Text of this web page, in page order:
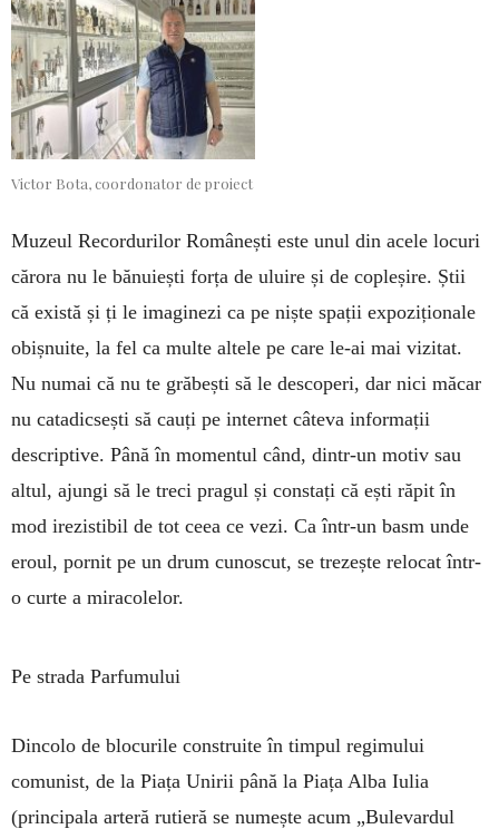
Victor Bota, coordonator de proiect
Muzeul Recordurilor Românești este unul din acele locuri
cărora nu le bănuiești forța de uluire și de copleșire. Știi
că există și ți le imaginezi ca pe niște spații expoziționale
obișnuite, la fel ca multe altele pe care le-ai mai vizitat.
Nu numai că nu te grăbești să le descoperi, dar nici măcar
nu catadicsești să cauți pe internet câteva informații
descriptive. Până în momentul când, dintr-un motiv sau
altul, ajungi să le treci pragul și constați că ești răpit în
mod irezistibil de tot ceea ce vezi. Ca într-un basm unde
eroul, pornit pe un drum cunoscut, se trezește relocat într-
o curte a miracolelor.
Pe strada Parfumului
Dincolo de blocurile construite în timpul regimului
comunist, de la Piața Unirii până la Piața Alba Iulia
(principala arteră rutieră se numește acum „Bulevardul